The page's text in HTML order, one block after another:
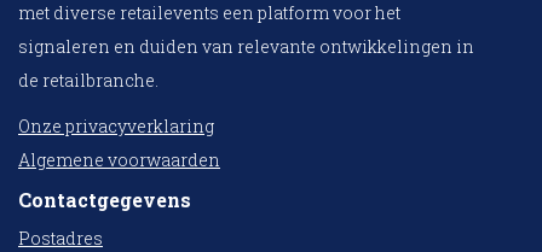
met diverse retailevents een platform voor het
signaleren en duiden van relevante ontwikkelingen in
de retailbranche.
Onze privacyverklaring
Algemene voorwaarden
Contactgegevens
Postadres